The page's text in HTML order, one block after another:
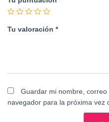
Tu valoración *
Guardar mi nombre,
navegador para la próxima vez